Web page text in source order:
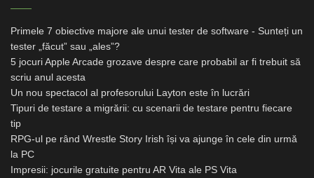
Primele 7 obiective majore ale unui tester de software - Sunteți un
tester „făcut” sau „ales”?
5 jocuri Apple Arcade grozave despre care probabil ar fi trebuit să
scriu anul acesta
Un nou spectacol al profesorului Layton este în lucrări
Tipuri de testare a migrării: cu scenarii de testare pentru fiecare
tip
RPG-ul pe rând Wrestle Story Irish își va ajunge în cele din urmă
la PC
Impresii: jocurile gratuite pentru AR Vita ale PS Vita